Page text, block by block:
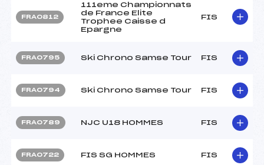
FRA0812
111eme Championnats
de France Elite
Trophee Caisse d
Epargne
FIS
FRA0795 Ski Chrono Samse Tour FIS
FRA0794 Ski Chrono Samse Tour FIS
FRA0789 NJC U18 HOMMES FIS
FRA0722 FIS SG HOMMES FIS